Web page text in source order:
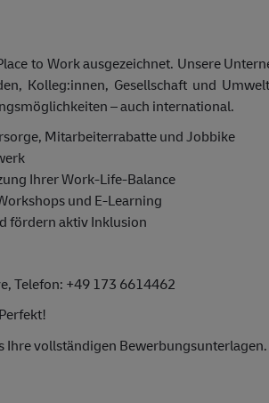
to Work ausgezeichnet. Unsere
Kolleg:innen, Gesellschaft und
– auch international.
Mitarbeiterrabatte und Jobbike
Ihrer Work-Life-Balance
und E-Learning
fördern aktiv Inklusion
, Telefon: +49 173 6614462
Ihre vollständigen Bewerbungsunterlagen.